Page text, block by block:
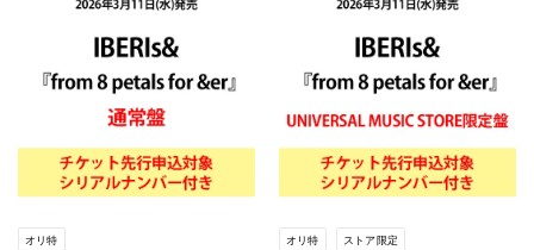
オリ特 オリ特 ストア限定